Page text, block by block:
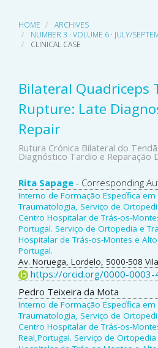
HOME
ARCHIVES
NUMBER 3 · VOLUME 6 · JULY/
CLINICAL CASE
Bilateral Quadriceps
Rupture: Late
Repair
Rutura Crónica Bilateral do
Diagnóstico Tardio e Reparação
Main
Article
Content
Rita Sapage - Corresponding
Interno de Formação Específica
Traumatologia, Serviço de
Centro Hospitalar de Trás-os-
Portugal. Serviço de Ortopedia e
Hospitalar de Trás-os-Montes e
Portugal.
Av. Noruega, Lordelo, 5000-508
https://orcid.org/0000-0003-
Pedro Teixeira da Mota
Interno de Formação Específica
Traumatologia, Serviço de
Centro Hospitalar de Trás-os-
Real,Portugal. Serviço de